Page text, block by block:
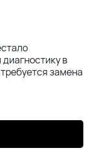
в
замена